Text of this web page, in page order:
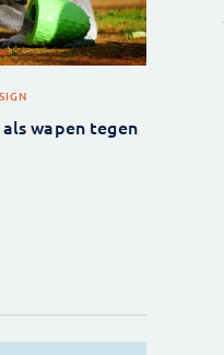
wapen tegen